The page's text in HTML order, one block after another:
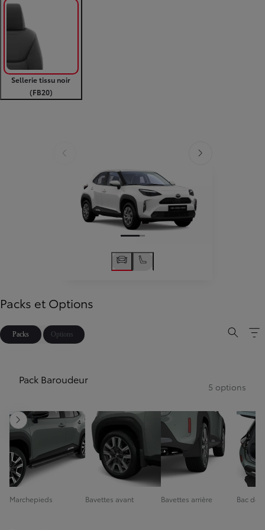
Sellerie tissu noir
(FB20)
Diapositive précédente Diapositive suivante
Packs et Options
Packs Options
Pack Baroudeur
5 options
Diapositive suivante
Marchepieds Bavettes avant Bavettes arrière Bac de